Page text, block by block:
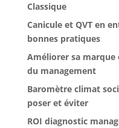
Classique
Canicule et QVT en
bonnes pratiques
Améliorer sa marque
du management
Baromètre climat
poser et éviter
ROI diagnostic